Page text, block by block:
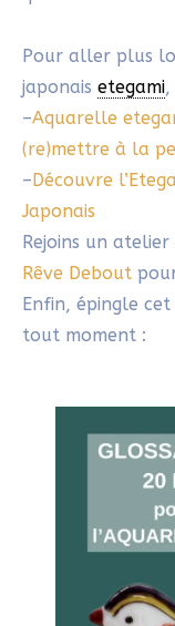
les termes
retenir.
Merci
à
Merci pour
J’avais